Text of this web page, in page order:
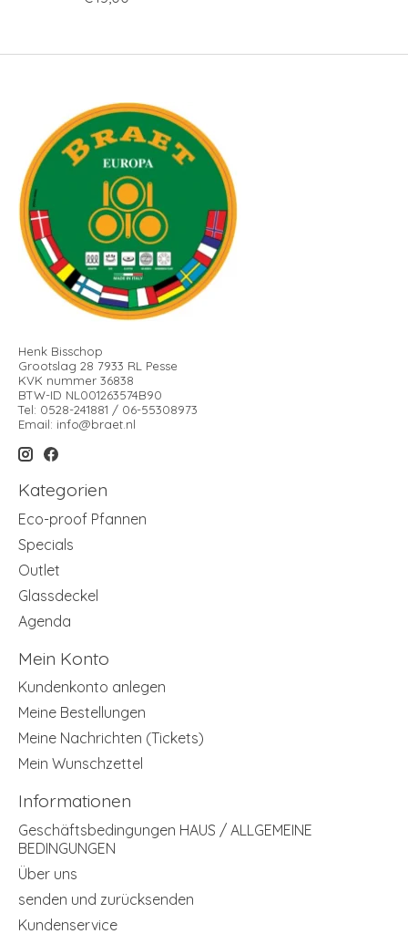
Henk Bisschop
Grootslag 28 7933 RL Pesse
KVK nummer 36838
BTW-ID NL001263574B90
Tel: 0528-241881 / 06-55308973
Email: info@braet.nl
Kategorien
Eco-proof Pfannen
Specials
Outlet
Glassdeckel
Agenda
Mein Konto
Kundenkonto anlegen
Meine Bestellungen
Meine Nachrichten (Tickets)
Mein Wunschzettel
Informationen
Geschäftsbedingungen HAUS / ALLGEMEINE
BEDINGUNGEN
Über uns
senden und zurücksenden
Kundenservice